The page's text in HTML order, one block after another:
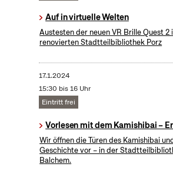
Auf in virtuelle Welten
Austesten der neuen VR Brille Quest 2
renovierten Stadtteilbibliothek Porz
17.1.2024
15:30 bis 16 Uhr
Eintritt frei
Vorlesen mit dem Kamishibai –
Wir öffnen die Türen des Kamishibai
Geschichte vor – in der
Balchem.